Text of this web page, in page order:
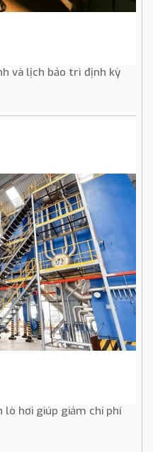
và lịch bảo trì định kỳ
lò hơi giúp giảm chi phí